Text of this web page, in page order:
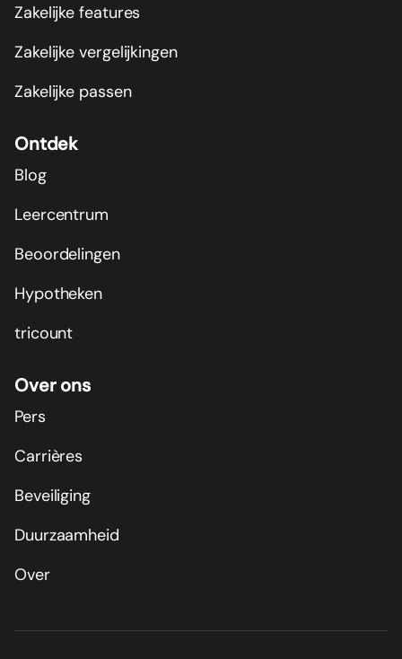
Zakelijke features
Zakelijke vergelijkingen
Zakelijke passen
Ontdek
Blog
Leercentrum
Beoordelingen
Hypotheken
tricount
Over ons
Pers
Carrières
Beveiliging
Duurzaamheid
Over